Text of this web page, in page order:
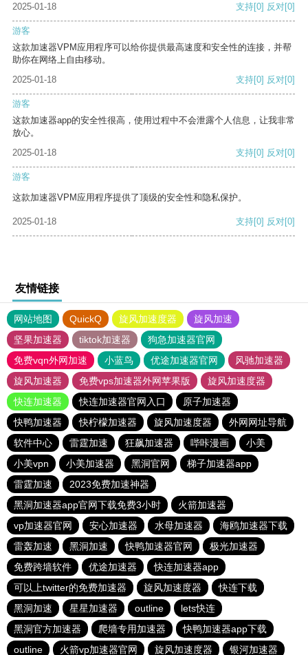
2025-01-18 支持[0] 反对[0]
游客
这款加速器VPM应用程序可以给你提供最高速度和安全性的连接，并帮
助你在网络上自由移动。
2025-01-18
支持[0] 反对[0]
游客
这款加速器app的安全性很高，使用过程中不会泄露个人信息，让我非常
放心。
2025-01-18
支持[0] 反对[0]
游客
这款加速器VPM应用程序提供了顶级的安全性和隐私保护。
2025-01-18 支持[0] 反对[0]
友情链接
网站地图 QuickQ 旋风加速度器
旋风加速
坚果加速器
tiktok加速器
狗急加速器官网
免费vqn外网加速
小蓝鸟 优途加速器官网
风驰加速器
旋风加速器
免费vps加速器外网苹果版
旋风加速度器
快连加速器
快连加速器官网入口
原子加速器
快鸭加速器
快柠檬加速器 旋风加速度器
外网网址导航
软件中心
雷霆加速 狂飙加速器 哔咔漫画
小美
小美vpn
小美加速器 黑洞官网
梯子加速器app
雷霆加速
2023免费加速神器
黑洞加速器app官网下载免费3小时
火箭加速器
vp加速器官网
安心加速器 水母加速器
海鸥加速器下载
雷轰加速
黑洞加速 快鸭加速器官网
极光加速器
免费跨墙软件
优途加速器
快连加速器app
可以上twitter的免费加速器
旋风加速度器
快连下载
黑洞加速
星星加速器 outline
lets快连
黑洞官方加速器
爬墙专用加速器
快鸭加速器app下载
outline
火箭vp加速器官网 旋风加速度器 银河加速器